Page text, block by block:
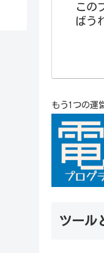
この
ばう
もう1つの運
ツール